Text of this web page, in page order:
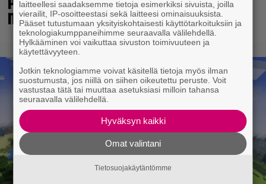
mestariteos
laitteellesi saadaksemme tietoja esimerkiksi sivuista, joilla
vierailit, IP-osoitteestasi sekä laitteesi ominaisuuksista.
Pääset tutustumaan yksityiskohtaisesti käyttötarkoituksiin ja
teknologiakumppaneihimme seuraavalla välilehdellä.
Hylkääminen voi vaikuttaa sivuston toimivuuteen ja
käytettävyyteen.
Jotkin teknologiamme voivat käsitellä tietoja myös ilman
suostumusta, jos niillä on siihen oikeutettu peruste. Voit
vastustaa tätä tai muuttaa asetuksiasi milloin tahansa
seuraavalla välilehdellä.
Hyväksyn kaikki
Omat valintani
Tietosuojakäytäntömme